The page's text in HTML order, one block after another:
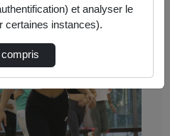
Lire
la
et analyser le
certaines instances).
compris